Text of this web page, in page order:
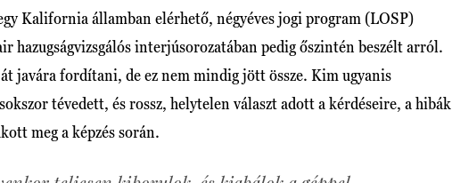
Kalifornia államban elérhető, négyéves jogi program (LOSP)
hazugságvizsgálós interjúsorozatában pedig őszintén beszélt arról.
javára fordítani, de ez nem mindig jött össze. Kim ugyanis
tévedett, és rossz, helytelen választ adott a kérdéseire, a hibák
meg a képzés során.